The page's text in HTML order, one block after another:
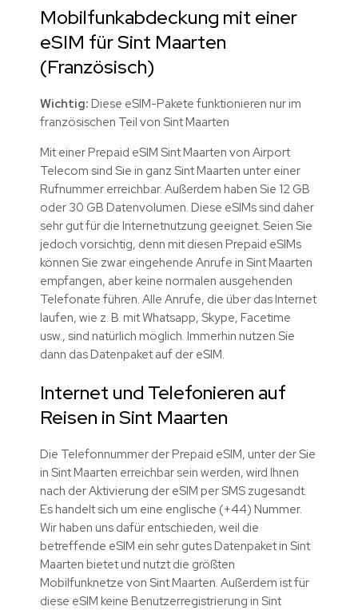
Mobilfunkabdeckung mit einer
eSIM für Sint Maarten
(Französisch)
Wichtig: Diese eSIM-Pakete funktionieren nur im
französischen Teil von Sint Maarten
Mit einer Prepaid eSIM Sint Maarten von Airport
Telecom sind Sie in ganz Sint Maarten unter einer
Rufnummer erreichbar. Außerdem haben Sie 12 GB
oder 30 GB Datenvolumen. Diese eSIMs sind daher
sehr gut für die Internetnutzung geeignet. Seien Sie
jedoch vorsichtig, denn mit diesen Prepaid eSIMs
können Sie zwar eingehende Anrufe in Sint Maarten
empfangen, aber keine normalen ausgehenden
Telefonate führen. Alle Anrufe, die über das Internet
laufen, wie z. B. mit Whatsapp, Skype, Facetime
usw., sind natürlich möglich. Immerhin nutzen Sie
dann das Datenpaket auf der eSIM.
Internet und Telefonieren auf
Reisen in Sint Maarten
Die Telefonnummer der Prepaid eSIM, unter der Sie
in Sint Maarten erreichbar sein werden, wird Ihnen
nach der Aktivierung der eSIM per SMS zugesandt.
Es handelt sich um eine englische (+44) Nummer.
Wir haben uns dafür entschieden, weil die
betreffende eSIM ein sehr gutes Datenpaket in Sint
Maarten bietet und nutzt die größten
Mobilfunknetze von Sint Maarten. Außerdem ist für
diese eSIM keine Benutzerregistrierung in Sint